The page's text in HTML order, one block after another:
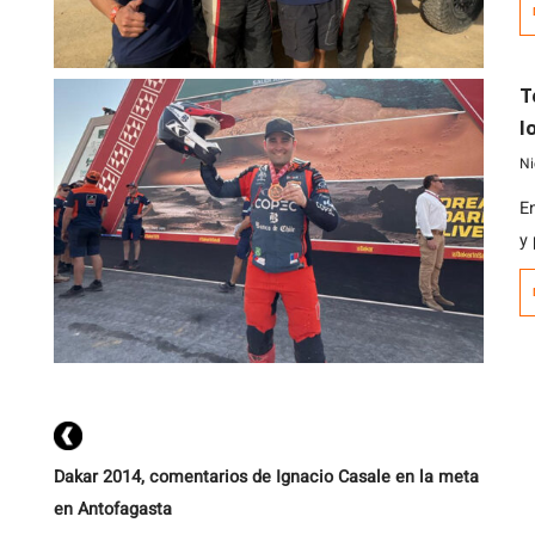
y
Dakar 2014, comentarios de Ignacio Casale en la meta
en Antofagasta